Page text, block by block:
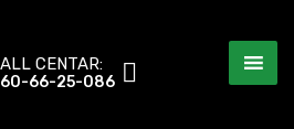
CENTAR:
66-25-086